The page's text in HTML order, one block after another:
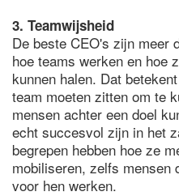
3. Teamwijsheid
De beste CEO's zijn meer
hoe teams werken en hoe
kunnen halen. Dat
team moeten zitten om te
mensen achter een doel
echt succesvol zijn in het
begrepen hebben hoe ze
mobiliseren, zelfs mensen
voor hen werken.